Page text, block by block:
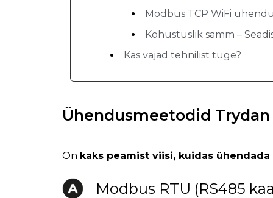
Modbus TCP WiFi
Kohustuslik samm –
Kas vajad tehnilist tuge?
Ühendusmeetodid Trydan
On kaks peamist viisi, kuidas
Modbus RTU (RS485